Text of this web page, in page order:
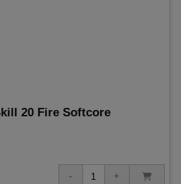
20 Fire Softcore